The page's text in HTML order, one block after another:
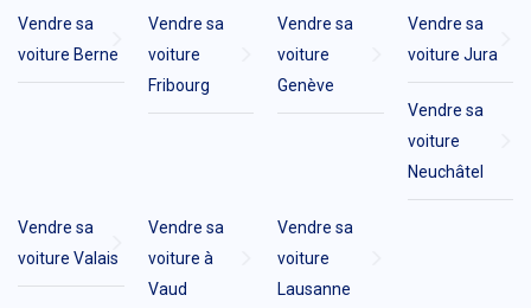
Vendre sa
voiture Berne
Vendre sa
voiture
Fribourg
Vendre sa
voiture
Genève
Vendre sa
voiture Jura
Vendre sa
voiture
Neuchâtel
Vendre sa
voiture Valais
Vendre sa
voiture à
Vaud
Vendre sa
voiture
Lausanne